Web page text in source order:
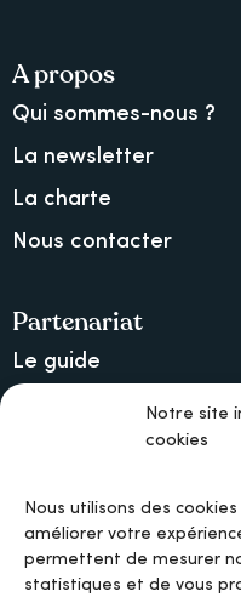
Notre site
cookies
Nous utilisons des
améliorer votre
permettent de mesurer
statistiques et de vous
A propos
Qui sommes-nous ?
La newsletter
La charte
Nous contacter
Partenariat
Le guide
Lancer une collecte
MAIF, l’assureur
Mentions légales